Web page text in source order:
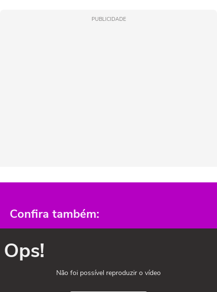
PUBLICIDADE
Confira também:
Ops!
Não foi possível reproduzir o vídeo